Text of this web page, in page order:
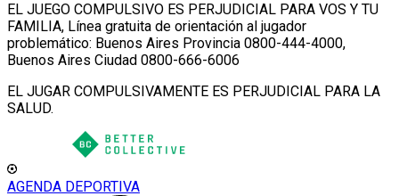
EL JUEGO COMPULSIVO ES PERJUDICIAL PARA VOS Y TU
FAMILIA, Línea gratuita de orientación al jugador
problemático: Buenos Aires Provincia 0800-444-4000,
Buenos Aires Ciudad 0800-666-6006
EL JUGAR COMPULSIVAMENTE ES PERJUDICIAL PARA LA
SALUD.
AGENDA DEPORTIVA